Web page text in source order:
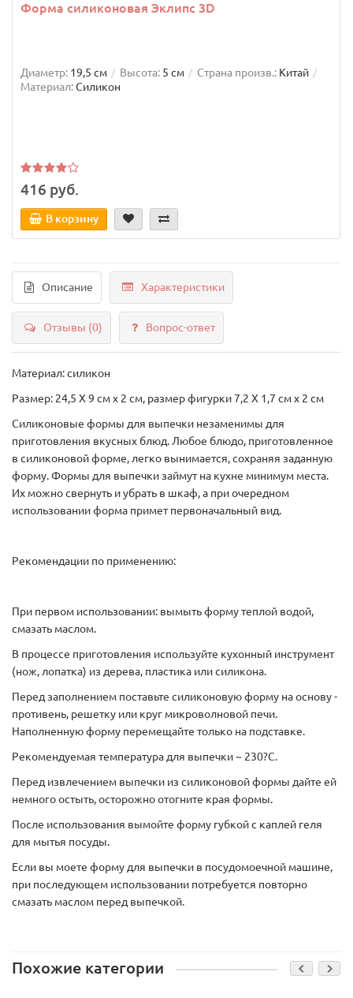
Форма силиконовая Эклипс 3D
Диаметр: 19,5 см Высота: 5 см Страна произв.: Китай
Материал:Силикон
416 руб.
В корзину
Описание Характеристики
Отзывы (0) Вопрос-ответ
Материал: силикон
Размер: 24,5 Х 9 см х 2 см, размер фигурки 7,2 Х 1,7 см х 2 см
Силиконовые формы для выпечки незаменимы для
приготовления вкусных блюд. Любое блюдо, приготовленное
в силиконовой форме, легко вынимается, сохраняя заданную
форму. Формы для выпечки займут на кухне минимум места.
Их можно свернуть и убрать в шкаф, а при очередном
использовании форма примет первоначальный вид.
Рекомендации по применению:
При первом использовании: вымыть форму теплой водой,
смазать маслом.
В процессе приготовления используйте кухонный инструмент
(нож, лопатка) из дерева, пластика или силикона.
Перед заполнением поставьте силиконовую форму на основу -
противень, решетку или круг микроволновой печи.
Наполненную форму перемещайте только на подставке.
Рекомендуемая температура для выпечки ~ 230?С.
Перед извлечением выпечки из силиконовой формы дайте ей
немного остыть, осторожно отогните края формы.
После использования вымойте форму губкой с каплей геля
для мытья посуды.
Если вы моете форму для выпечки в посудомоечной машине,
при последующем использовании потребуется повторно
смазать маслом перед выпечкой.
Похожие категории